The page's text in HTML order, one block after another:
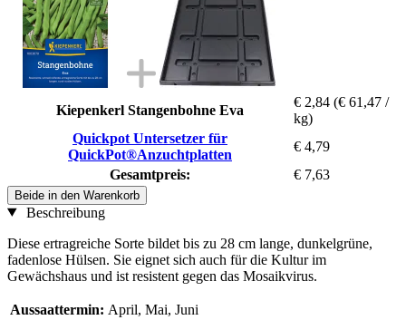
Kiepenkerl Stangenbohne Eva
€ 2,84 (€ 61,47 /
kg)
Quickpot Untersetzer für
QuickPot®Anzuchtplatten
€ 4,79
Gesamtpreis:
€ 7,63
Beide in den Warenkorb
Beschreibung
Diese ertragreiche Sorte bildet bis zu 28 cm lange, dunkelgrüne,
fadenlose Hülsen. Sie eignet sich auch für die Kultur im
Gewächshaus und ist resistent gegen das Mosaikvirus.
Aussaattermin: April, Mai, Juni